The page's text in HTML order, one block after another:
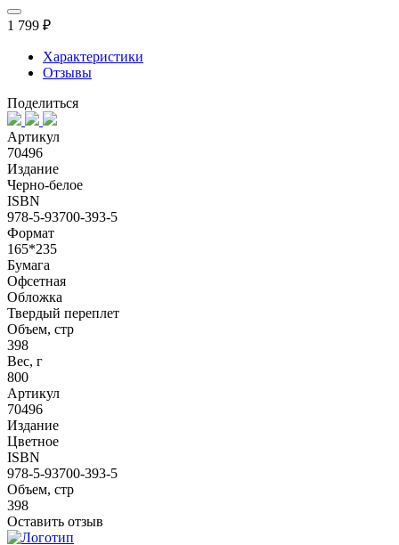
1 799 ₽
Характеристики
Отзывы
Поделиться
Артикул
70496
Издание
Черно-белое
ISBN
978-5-93700-393-5
Формат
165*235
Бумага
Офсетная
Обложка
Твердый переплет
Объем, стр
398
Вес, г
800
Артикул
70496
Издание
Цветное
ISBN
978-5-93700-393-5
Объем, стр
398
Оставить отзыв